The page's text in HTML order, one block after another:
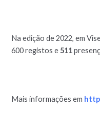
Na edição de 2022, em
600 registos e 511
Mais informações em